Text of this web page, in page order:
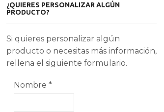
¿QUIERES PERSONALIZAR ALGÚN
PRODUCTO?
Si quieres personalizar algún
producto o necesitas más información,
rellena el siguiente formulario.
Nombre *